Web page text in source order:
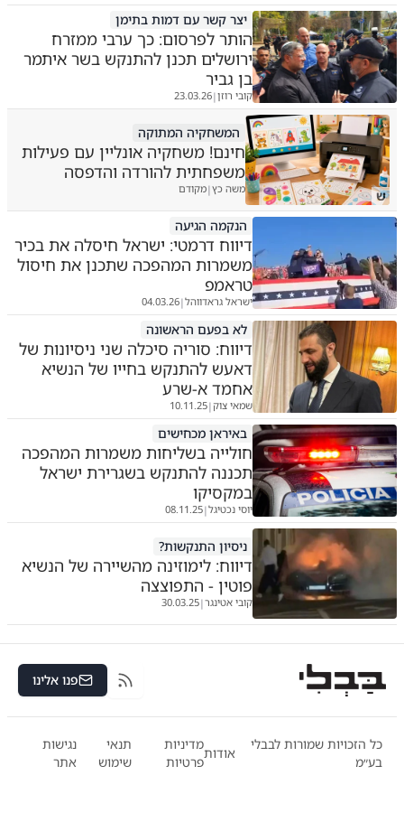
יצר קשר עם דמות בתימן
הותר לפרסום: כך ערבי ממזרח
ירושלים תכנן להתנקש בשר איתמר
בן גביר
קובי רוזן|
23.03.26
ש
המשחקיה המתוקה
חינם! משחקיה אונליין עם פעילות
משפחתית להורדה והדפסה
משה כץ|מקודם
הנקמה הגיעה
דיווח דרמטי: ישראל חיסלה את בכיר
משמרות המהפכה שתכנן את חיסול
טראמפ
ישראל גראדווהל|
04.03.26
לא בפעם הראשונה
דיווח: סוריה סיכלה שני ניסיונות של
דאעש להתנקש בחייו של הנשיא
אחמד א-שרע
שמאי צוק |
10.11.25
באיראן מכחישים
חולייה בשליחות משמרות המהפכה
תכננה להתנקש בשגרירת ישראל
במקסיקו
יוסי נכטיגל|
08.11.25
ניסיון התנקשות?
דיווח: לימוזינה מהשיירה של הנשיא
פוטין - התפוצצה
קובי אטינגר|
30.03.25
RSS פנו אלינו
כל הזכויות שמורות לבבלי
בע״מ
אודות
מדיניות
פרטיות
תנאי
שימוש
נגישות
אתר